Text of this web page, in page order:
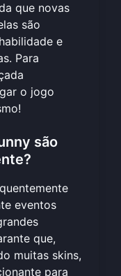
que novas
são
e
Para
o jogo
são
eventos
que,
muitas skins,
para